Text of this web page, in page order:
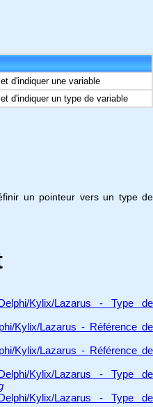
d'indiquer une variable
d'indiquer un type de variable
un pointeur vers un type de
Kylix/Lazarus - Type de
Kylix/Lazarus - Référence de
Kylix/Lazarus - Référence de
Kylix/Lazarus - Type de
Kylix/Lazarus - Type de